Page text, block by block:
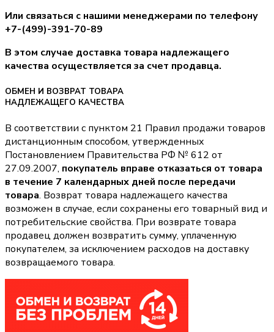
Или связаться с нашими менеджерами по телефону
+7-(499)-391-70-89
В этом случае доставка товара надлежащего
качества осуществляется за счет продавца.
ОБМЕН И ВОЗВРАТ ТОВАРА
НАДЛЕЖАЩЕГО КАЧЕСТВА
В соответствии с пунктом 21 Правил продажи товаров
дистанционным способом, утвержденных
Постановлением Правительства РФ № 612 от
27.09.2007, покупатель вправе отказаться от товара
в течение 7 календарных дней после передачи
товара. Возврат товара надлежащего качества
возможен в случае, если сохранены его товарный вид и
потребительские свойства. При возврате товара
продавец должен возвратить сумму, уплаченную
покупателем, за исключением расходов на доставку
возвращаемого товара.